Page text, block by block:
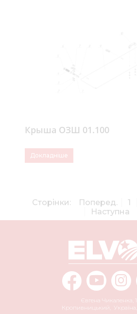
Крыша ОЗШ 01.100
Докладніше
Сторінки: Поперед. 1
Наступна
Євгена Чикаленка, 1
Кропивницький
Україна